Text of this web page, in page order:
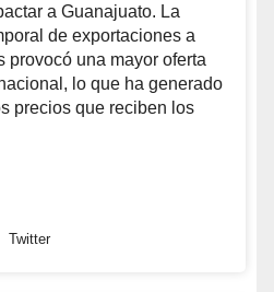
a Guanajuato. La
de exportaciones a
provocó una mayor oferta
lo que ha generado
precios que reciben los
Twitter